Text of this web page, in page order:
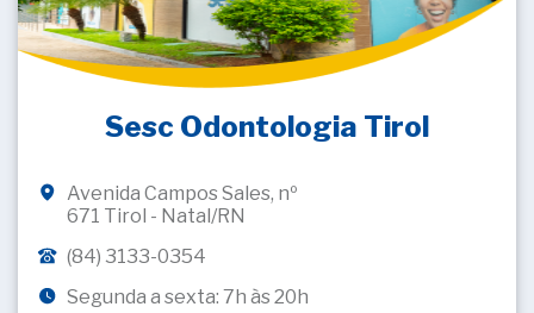
Sesc Odontologia Tirol
Avenida Campos Sales, nº
671 Tirol - Natal/RN
(84) 3133-0354
Segunda a sexta: 7h às 20h